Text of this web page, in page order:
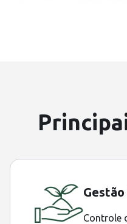
Controle